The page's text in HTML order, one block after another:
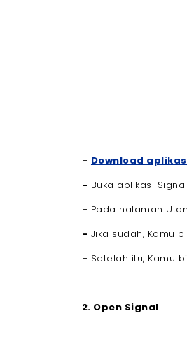
- Download
- Buka aplikasi
- Pada halaman
- Jika sudah, Kamu
- Setelah itu, Kamu
2. Open Signal